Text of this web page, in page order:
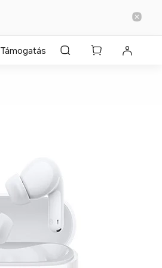
Támogatás